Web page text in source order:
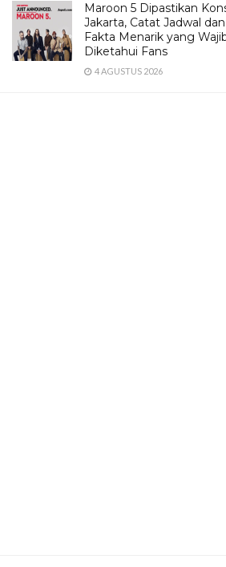
Maroon 5 Dipastikan
Jakarta, Catat Jadwal dan
Fakta Menarik yang
Diketahui Fans
4 AGUSTUS 2026